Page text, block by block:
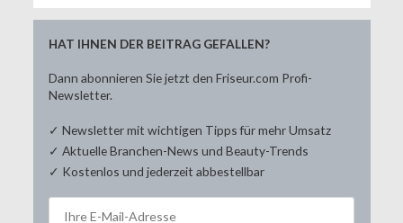
HAT IHNEN DER BEITRAG GEFALLEN?
Dann abonnieren Sie jetzt den Friseur.com Profi-
Newsletter.
✓ Newsletter mit wichtigen Tipps für mehr Umsatz
✓ Aktuelle Branchen-News und Beauty-Trends
✓ Kostenlos und jederzeit abbestellbar